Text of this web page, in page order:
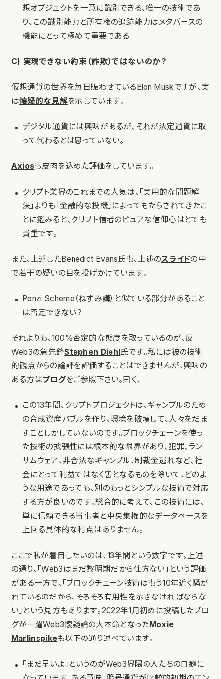
想オブジェクトを一意に識別できる、唯一の技術であ
り、この識別能力と所有権の追跡能力はメタバースの
機能にとって極めて重要である
C) 実現できない約束（詐欺）ではないのか？
仮想通貨の世界を毎日賑わせているElon Muskですが、実
は懐疑的な見解を示しています。
デジタル通貨には興味があるが、それが法定通貨に取
って代わるとは思っていない。
Axiosも皮肉を込めた評価をしています。
クリプト業界のこれまでの人気は、「実用的な問題解
決」よりも「金融的な投機」によってもたらされてきたこ
とに鑑みると、クリプト信者のピュアな信仰心はとても
貴重です。
また、上述したBenedict Evans氏も、上述のスライドの中
で若干の疑いの目を投げかけています。
Ponzi Scheme（ねずみ講）と似ている部分があること
は否定できない？
それよりも、100%否定的な態度を取っているのが、反
Web3の急先鋒Stephen Diehl 氏です。私には彼の技術
的観点からの論評を評価することはできませんが、興味の
ある方はブログをご参照下さい。曰く、
この13年間、クリプトプロジェクトは、ギャンブルのため
の合成資産バブルを作り、環境を破壊して、人々をだま
すことしかしていないのです。ブロックチェーンを使っ
た技術の拡張性には根本的な限界があり、犯罪、ラン
サムウェア、非合法なギャンブル、制裁金逃れなど、社
会にとって利益ではなく害となるものを除いて、どのよ
うな用途であっても、別のもっとシンプルな技術で対応
する方が良いのです。総合的に考えて、この技術には、
単に信頼できる当事者と中央集権的なデータベースを
上回る具体的な利点はありません。
ここで私が着目したいのは、13年間という数字です。上述
の通り、「Web3はまだ黎明期だから仕方ない」という評価
がある一方で、「ブロックチェーン技術はもう10年近く騒が
れているのだから、そろそろ有用性を示さなければならな
い」という見方もあります。2022年1月初めに投稿したブロ
グが一躍Web3懐疑論の大本命となった Moxie
Marlinspikeも以下の通り述べています。
「まだ早いよ」というのがWeb3界隈の人たちの口癖に